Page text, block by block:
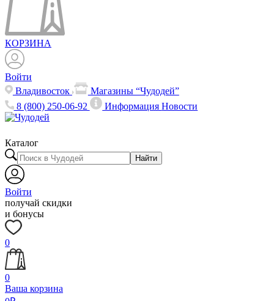
КОРЗИНА
Войти
Владивосток
Магазины “Чудодей”
8 (800) 250-06-92
ИнформацияНовости
Каталог
Найти
Войти
получай скидки
и бонусы
0
0
Ваша корзина